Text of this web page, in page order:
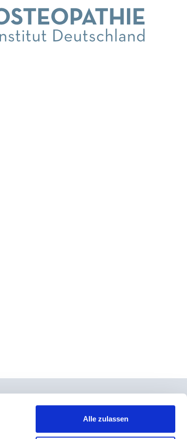
Alle zulassen